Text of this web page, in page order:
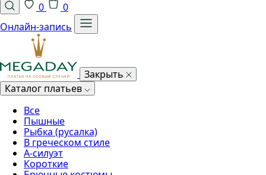
0
0
Онлайн-запись
Закрыть
Каталог платьев
Все
Пышные
Рыбка (русалка)
В греческом стиле
А-силуэт
Короткие